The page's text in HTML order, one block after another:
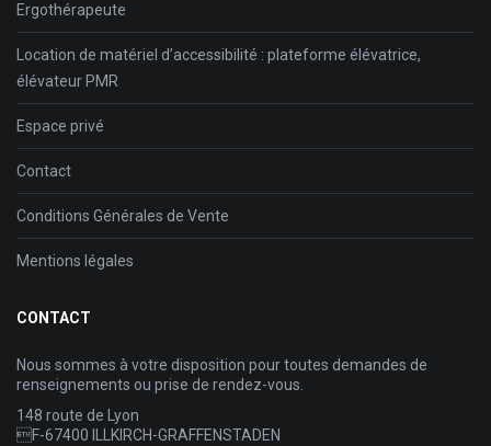
Ergothérapeute
Location de matériel d’accessibilité : plateforme élévatrice,
élévateur PMR
Espace privé
Contact
Conditions Générales de Vente
Mentions légales
CONTACT
Nous sommes à votre disposition pour toutes demandes de
renseignements ou prise de rendez-vous.
148 route de Lyon
F-67400 ILLKIRCH-GRAFFENSTADEN